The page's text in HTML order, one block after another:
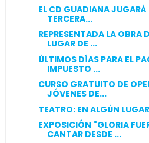
EL CD GUADIANA JUGARÁ
TERCERA...
REPRESENTADA LA OBRA
LUGAR DE ...
ÚLTIMOS DÍAS PARA EL
IMPUESTO ...
CURSO GRATUITO DE
JÓVENES DE...
TEATRO: EN ALGÚN
EXPOSICIÓN "GLORIA
CANTAR DESDE ...